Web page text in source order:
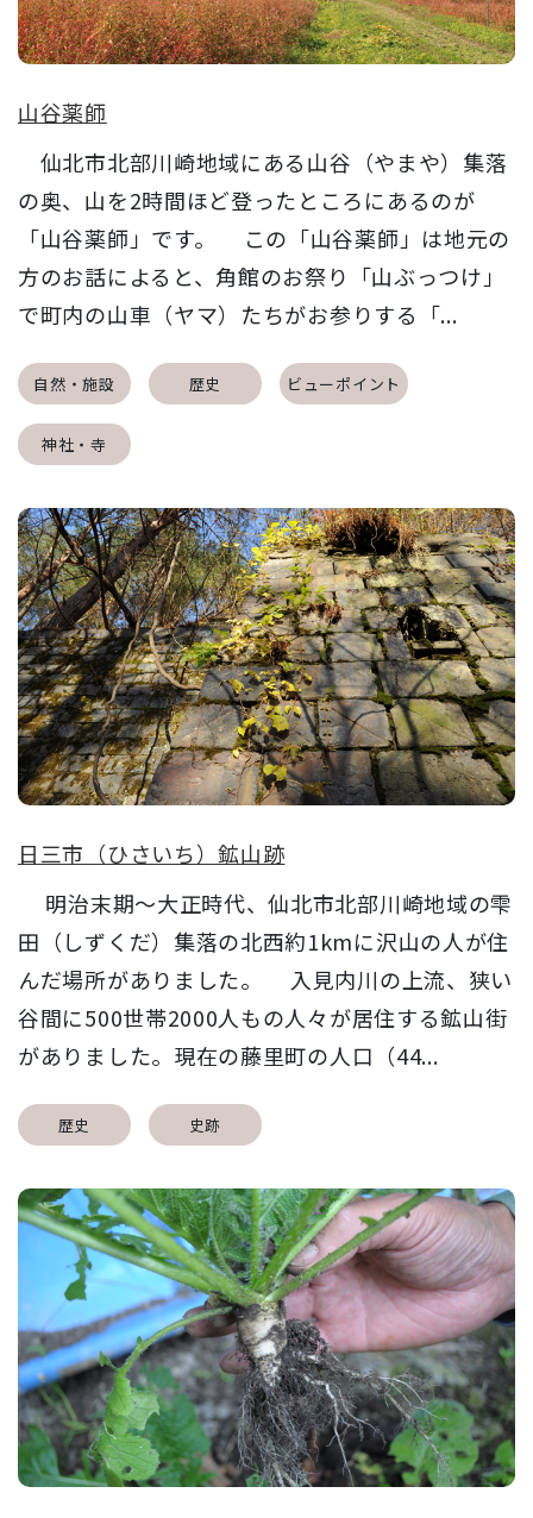
山谷薬師
仙北市北部川崎地域にある山谷（やまや）集落
の奥、山を2時間ほど登ったところにあるのが
「山谷薬師」です。 この「山谷薬師」は地元の
方のお話によると、角館のお祭り「山ぶっつけ」
で町内の山車（ヤマ）たちがお参りする「...
自然・施設 歴史 ビューポイント
神社・寺
日三市（ひさいち）鉱山跡
明治末期～大正時代、仙北市北部川崎地域の雫
田（しずくだ）集落の北西約1kmに沢山の人が住
んだ場所がありました。 入見内川の上流、狭い
谷間に500世帯2000人もの人々が居住する鉱山街
がありました。現在の藤里町の人口（44...
歴史 史跡